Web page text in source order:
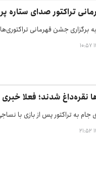
تراکتور صدای ستاره
برگزاری جشن قهرمانی
نقره‌داغ شدند؛ فعلا
جام به تراکتور پس از بازی با